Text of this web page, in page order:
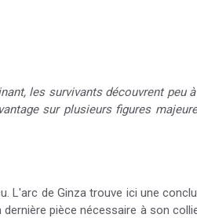
les survivants découvrent peu
sur plusieurs figures
L'arc de Ginza trouve ici une
pièce nécessaire à son